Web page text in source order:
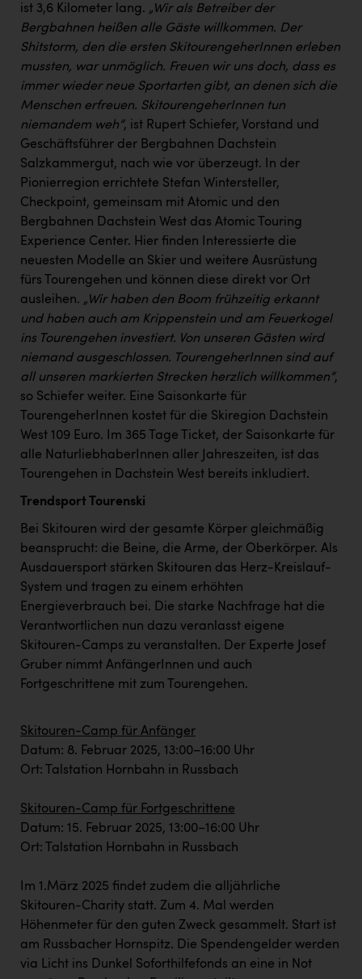
KLIPP Frisör
Kleider Bauer
Kremsmüller Anlagenbau GmbH
Maximarkt
Oldtimer Raststationen und Motorhotels
Österreichischer Kachelofenverband
Orlen
Passage Linz
PEZ
PÜSPÖK
REMAX
RE/MAX Welcome
Resch&Frisch
RUBBLE MASTER
Ruderclub Wels
SCRI - Salzburg Cancer Research Institute
SCHMACHTL GmbH
Schwingshandl - automation technology gmbh
Seher + Partner
Smurfit Westrock Nettingsdorf
TCL
TGW Logistics
TRAILOMAT & Cycling Austria
Vier Diamanten
Vorlagenportal
Wir besiegen Krebs
Wirtschaftskammer OÖ
ZULuft - Zukunft Luft Austria
z.l.ö.
Österreichisches Hebammengremium
ist 3,6 Kilometer lang. „Wir als Betreiber der
Bergbahnen heißen alle Gäste willkommen. Der
Shitstorm, den die ersten SkitourengeherInnen erleben
mussten, war unmöglich. Freuen wir uns doch, dass es
immer wieder neue Sportarten gibt, an denen sich die
Menschen erfreuen. SkitourengeherInnen tun
niemandem weh“, ist Rupert Schiefer, Vorstand und
Geschäftsführer der Bergbahnen Dachstein
Salzkammergut, nach wie vor überzeugt. In der
Pionierregion errichtete Stefan Wintersteller,
Checkpoint, gemeinsam mit Atomic und den
Bergbahnen Dachstein West das Atomic Touring
Experience Center. Hier finden Interessierte die
neuesten Modelle an Skier und weitere Ausrüstung
fürs Tourengehen und können diese direkt vor Ort
ausleihen. „Wir haben den Boom frühzeitig erkannt
und haben auch am Krippenstein und am Feuerkogel
ins Tourengehen investiert. Von unseren Gästen wird
niemand ausgeschlossen. TourengeherInnen sind auf
all unseren markierten Strecken herzlich willkommen“,
so Schiefer weiter. Eine Saisonkarte für
TourengeherInnen kostet für die Skiregion Dachstein
West 109 Euro. Im 365 Tage Ticket, der Saisonkarte für
alle NaturliebhaberInnen aller Jahreszeiten, ist das
Tourengehen in Dachstein West bereits inkludiert.
Trendsport Tourenski
Bei Skitouren wird der gesamte Körper gleichmäßig
beansprucht: die Beine, die Arme, der Oberkörper. Als
Ausdauersport stärken Skitouren das Herz-Kreislauf-
System und tragen zu einem erhöhten
Energieverbrauch bei. Die starke Nachfrage hat die
Verantwortlichen nun dazu veranlasst eigene
Skitouren-Camps zu veranstalten. Der Experte Josef
Gruber nimmt AnfängerInnen und auch
Fortgeschrittene mit zum Tourengehen.
Skitouren-Camp für Anfänger
Datum: 8. Februar 2025, 13:00–16:00 Uhr
Ort: Talstation Hornbahn in Russbach
Skitouren-Camp für Fortgeschrittene
Datum: 15. Februar 2025, 13:00–16:00 Uhr
Ort: Talstation Hornbahn in Russbach
Im 1.März 2025 findet zudem die alljährliche
Skitouren-Charity statt. Zum 4. Mal werden
Höhenmeter für den guten Zweck gesammelt. Start ist
am Russbacher Hornspitz. Die Spendengelder werden
via Licht ins Dunkel Soforthilfefonds an eine in Not